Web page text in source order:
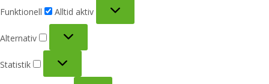
Funktionell
Alltid aktiv
Alternativ
Statistik